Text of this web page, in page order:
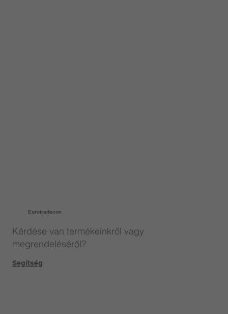
Eurotradecon
Kérdése van termékeinkről vagy
megrendeléséről?
Segítség